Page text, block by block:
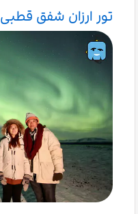
تور ارزان شفق قطبی